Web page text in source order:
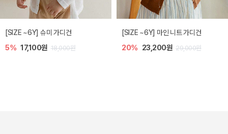
밀라 아기 점프수트
10% 30,600원 34,000원
밀라 아기 셋업
40% 26,400원 44,000원